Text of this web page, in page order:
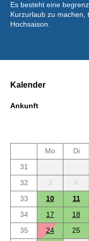
Es besteht eine
Kurzurlaub zu machen,
Hochsaison.
Kalender
Ankunft
Mo
Di
31
32
3 4
33
10 11
34
17 18
35
24 25